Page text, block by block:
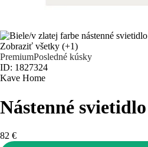
Zobraziť všetky (+1)
PremiumPosledné kúsky
ID: 1827324
Kave Home
Nástenné
82 €